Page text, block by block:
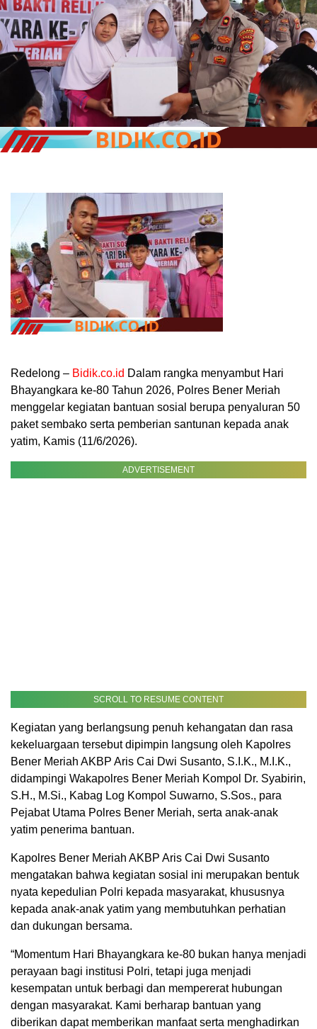
Redelong – Bidik.co.id Dalam rangka menyambut Hari
Bhayangkara ke-80 Tahun 2026, Polres Bener Meriah
menggelar kegiatan bantuan sosial berupa penyaluran 50
paket sembako serta pemberian santunan kepada anak
yatim, Kamis (11/6/2026).
ADVERTISEMENT
SCROLL TO RESUME CONTENT
Kegiatan yang berlangsung penuh kehangatan dan rasa
kekeluargaan tersebut dipimpin langsung oleh Kapolres
Bener Meriah AKBP Aris Cai Dwi Susanto, S.I.K., M.I.K.,
didampingi Wakapolres Bener Meriah Kompol Dr. Syabirin,
S.H., M.Si., Kabag Log Kompol Suwarno, S.Sos., para
Pejabat Utama Polres Bener Meriah, serta anak-anak
yatim penerima bantuan.
Kapolres Bener Meriah AKBP Aris Cai Dwi Susanto
mengatakan bahwa kegiatan sosial ini merupakan bentuk
nyata kepedulian Polri kepada masyarakat, khususnya
kepada anak-anak yatim yang membutuhkan perhatian
dan dukungan bersama.
“Momentum Hari Bhayangkara ke-80 bukan hanya menjadi
perayaan bagi institusi Polri, tetapi juga menjadi
kesempatan untuk berbagi dan mempererat hubungan
dengan masyarakat. Kami berharap bantuan yang
diberikan dapat memberikan manfaat serta menghadirkan